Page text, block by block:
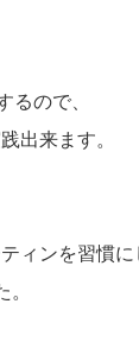
るので、
出来ます。
ィンを習慣に